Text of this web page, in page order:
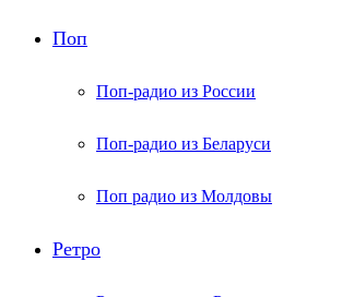
Поп
Поп-радио из России
Поп-радио из Беларуси
Поп радио из Молдовы
Ретро